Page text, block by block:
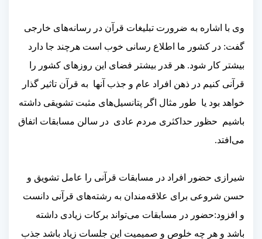
وی با اشاره به ضرورت تبلیغات قرآن در رسانه‌های خارجی
گفت: در کشور ما اطلاع رسانی خوب است هرچند جا دارد
بیشتر کار شود. هر قدر بیشتر فضای این روزهای کشور را
قرآنی کنیم در ذهن افراد عام و جذب آنها به قرآن تاثیر گذار
خواهد بود یا طور مثال اگر پتانسیل‌های مثبت تشویقی داشته
باشیم حظور حداکثری مردم عادی در سالن مسابقات اتفاق
می‌افتد.
شیرازی حضور افراد در مسابقات قرآنی را عامل تشویق و
حسن شروعی برای علاقه‌مندان به رشته‌های قرآنی دانست
و افزود:حضور در مسابقات می‌تواند برکات زیادی داشته
باشد و هر چه خلوص و صمیمیت این جلسات زیاد باشد جذب